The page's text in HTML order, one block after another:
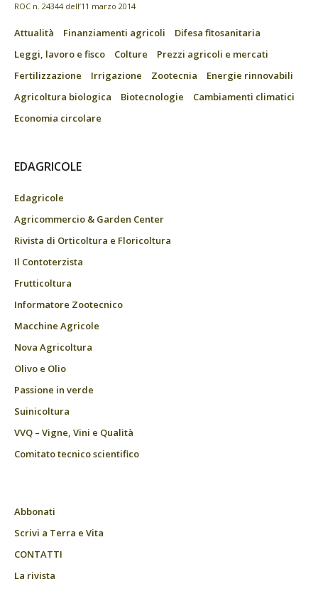
ROC n. 24344 dell’11 marzo 2014
Attualità Finanziamenti agricoli
Difesa fitosanitaria
Leggi, lavoro e fisco
Colture
Prezzi agricoli e mercati
Fertilizzazione
Irrigazione Zootecnia
Energie rinnovabili
Agricoltura biologica
Biotecnologie
Cambiamenti climatici
Economia circolare
EDAGRICOLE
Edagricole
Agricommercio & Garden Center
Rivista di Orticoltura e Floricoltura
Il Contoterzista
Frutticoltura
Informatore Zootecnico
Macchine Agricole
Nova Agricoltura
Olivo e Olio
Passione in verde
Suinicoltura
VVQ – Vigne, Vini e Qualità
Comitato tecnico scientifico
Abbonati
Scrivi a Terra e Vita
CONTATTI
La rivista